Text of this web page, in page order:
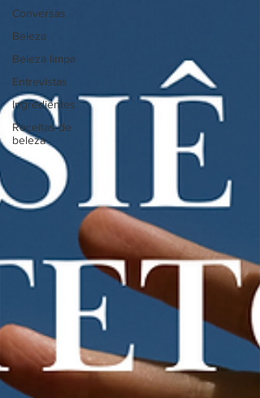
Conversas
Beleza
Beleza limpa
Entrevistas
Ingredientes
Receitas de
beleza